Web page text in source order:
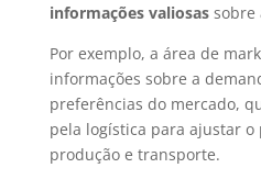
informações valiosassobre
Por exemplo, a área de
informações sobre a
preferências do mercado,
pela logística para ajustar o
produção e transporte.